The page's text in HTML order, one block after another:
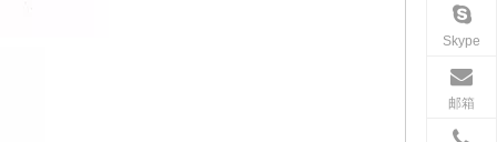
Skype
邮箱